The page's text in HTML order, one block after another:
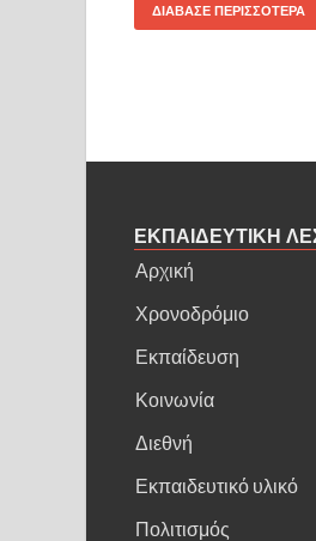
ΔΙΑΒΑΣΕ ΠΕΡΙΣΣΟΤΕΡΑ
ΕΚΠΑΙΔΕΥΤΙΚΗ
Αρχική
Χρονοδρόμιο
Εκπαίδευση
Κοινωνία
Διεθνή
Εκπαιδευτικό υλικό
Πολιτισμός